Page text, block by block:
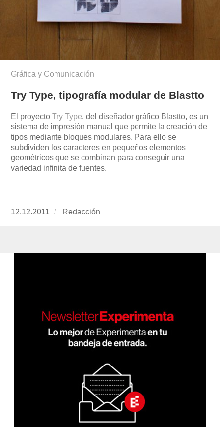
Gráfica y Comunicación
Try Type, tipografía modular de Blastto
El proyecto Try Type, del diseñador gráfico Blastto, es un
sistema de impresión manual que permite la creación de
tipos mediante bloques modulares. Para ello se
subdividen los caracteres en pequeños elementos
geométricos que se combinan para conseguir una
variedad infinita de fuentes.
Publicado
12.12.2011 https://www.experimenta.es/author/redaccion/
Redacción